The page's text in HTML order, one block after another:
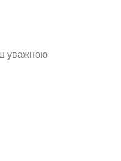
уважною